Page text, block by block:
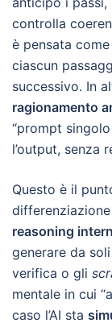
controlla
è pensata
ciascun
successivo. In
ragionamento
“prompt
l’output, senza
Questo è il
reasoning
generare da
verifica o gli
mentale in cui
caso l’AI sta